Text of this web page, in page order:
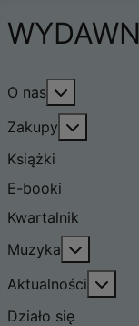
O nas
Zakupy
Książki
E-booki
Kwartalnik
Muzyka
Aktualności
Działo się